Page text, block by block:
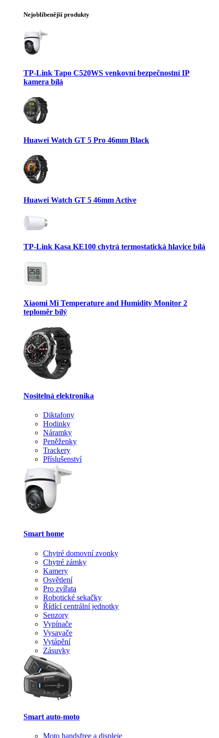
Nejoblíbenější produkty
TP-Link Tapo C520WS venkovní bezpečnostní IP
kamera bílá
Huawei Watch GT 5 Pro 46mm Black
Huawei Watch GT 5 46mm Active
TP-Link Kasa KE100 chytrá termostatická hlavice bílá
Xiaomi Mi Temperature and Humidity Monitor 2
teploměr bílý
Nositelná elektronika
Diktafony
Hodinky
Náramky
Peněženky
Trackery
Příslušenství
Smart home
Chytré domovní zvonky
Chytré zámky
Kamery
Osvětlení
Pro zvířata
Robotické sekačky
Řídící centrální jednotky
Senzory
Vypínače
Vysavače
Vytápění
Zásuvky
Smart auto-moto
Moto handsfree a displeje